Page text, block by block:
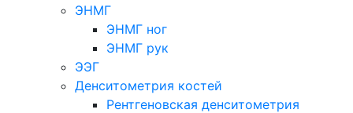
ЭНМГ
ЭНМГ ног
ЭНМГ рук
ЭЭГ
Денситометрия костей
Рентгеновская денситометрия